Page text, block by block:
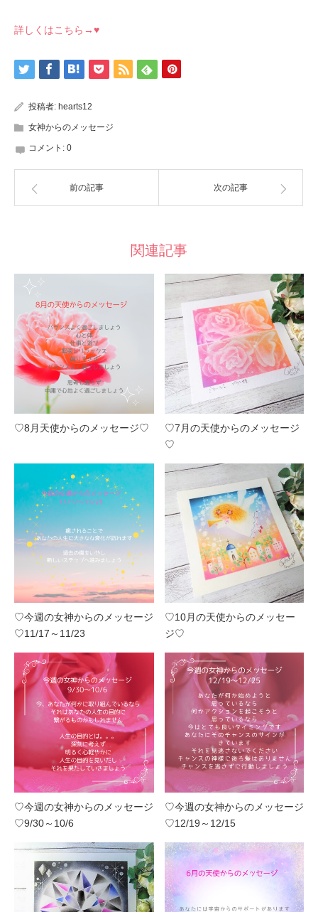
詳しくはこちら→♥
投稿者: hearts12
女神からのメッセージ
コメント: 0
前の記事 次の記事
関連記事
♡8月天使からのメッセージ♡
♡7月の天使からのメッセージ
♡
♡今週の女神からのメッセージ
♡11/17～11/23
♡10月の天使からのメッセー
ジ♡
♡今週の女神からのメッセージ
♡9/30～10/6
♡今週の女神からのメッセージ
♡12/19～12/15